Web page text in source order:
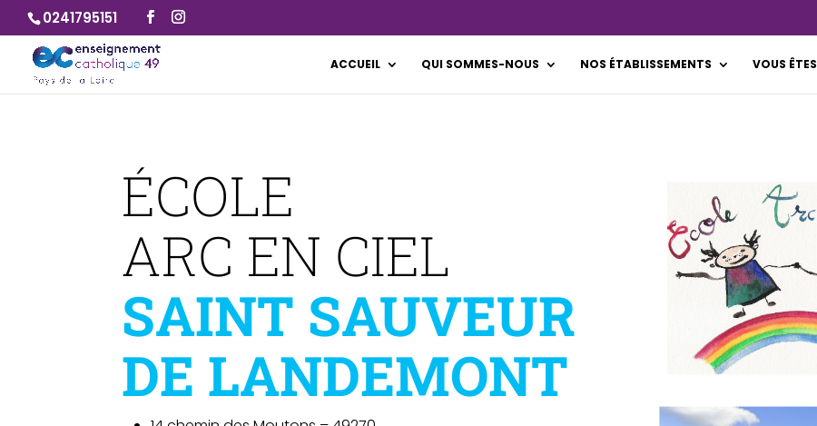
0241795151
ACCUEIL QUI SOMMES-NOUS NOS ÉTABLISSEMENTS VOUS ÊTES
ÉCOLE
ARC EN CIEL
SAINT SAUVEUR
DE LANDEMONT